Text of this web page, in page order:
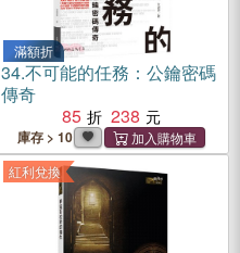
滿額折
34.不可能的任務：公鑰密碼
傳奇
85
238
庫存 > 10
紅利兌換